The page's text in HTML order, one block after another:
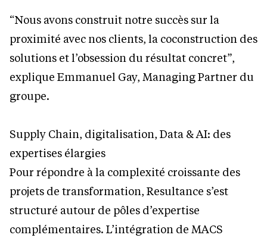
“Nous avons construit notre succès sur la
proximité avec nos clients, la coconstruction des
solutions et l’obsession du résultat concret”,
explique Emmanuel Gay, Managing Partner du
groupe.
Supply Chain, digitalisation, Data & AI: des
expertises élargies
Pour répondre à la complexité croissante des
projets de transformation, Resultance s’est
structuré autour de pôles d’expertise
complémentaires. L’intégration de MACS